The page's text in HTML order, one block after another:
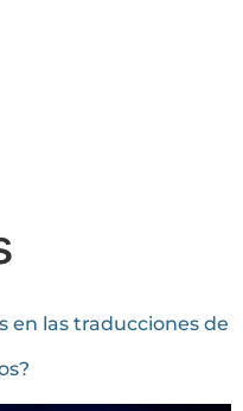
en las traducciones de